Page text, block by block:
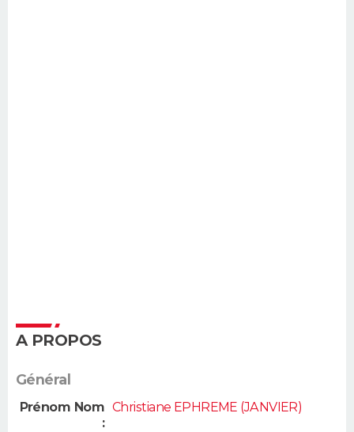
A PROPOS
Général
Prénom Nom
:
Christiane EPHREME (JANVIER)